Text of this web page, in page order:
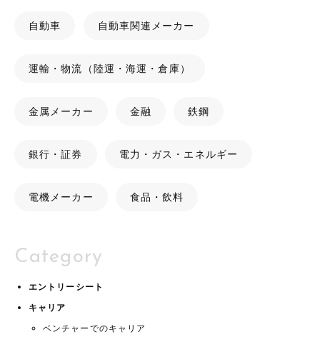
自動車 自動車関連メーカー
運輸・物流（陸運・海運・倉庫）
金属メーカー 金融 鉄鋼
銀行・証券 電力・ガス・エネルギー
電機メーカー 食品・飲料
Category
エントリーシート
キャリア
ベンチャーでのキャリア